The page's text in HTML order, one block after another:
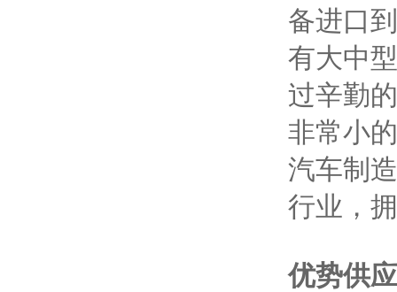
备进口
有大中
过辛勤
非常小
汽车制
行业，
优势供